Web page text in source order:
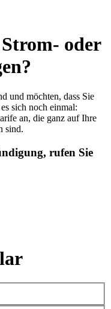
oder
und möchten, dass Sie
sich noch einmal:
an, die ganz auf Ihre
sind.
rufen Sie